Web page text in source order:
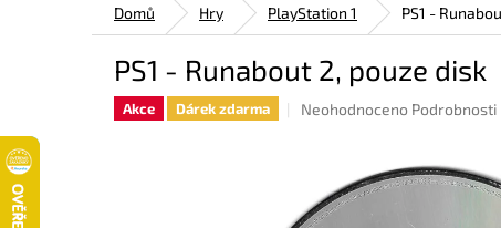
Domů Hry PlayStation 1 PS1 -
PS1 - Runabout 2, pouze disk
Akce Dárek zdarma
Průměrné
z
Neohodnoceno Podrobnosti